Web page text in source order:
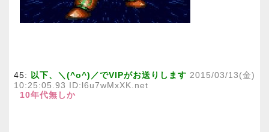
45: 以下、＼(^o^)／でVIPがお送りします 2015/03/13(金)
10:25:05.93 ID:l6u7wMxXK.net
10年代無しか